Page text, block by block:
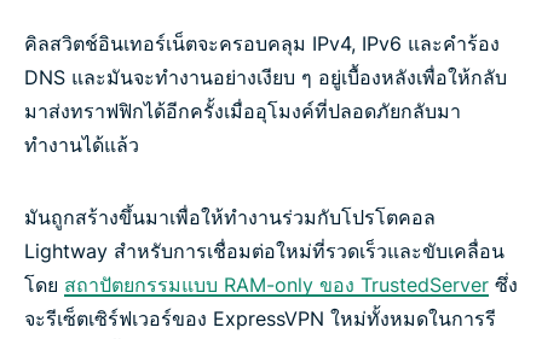
คิลสวิตช์อินเทอร์เน็ตจะครอบคลุม IPv4, IPv6 และคำร้อง
DNS และมันจะทำงานอย่างเงียบ ๆ อยู่เบื้องหลังเพื่อให้กลับ
มาส่งทราฟฟิกได้อีกครั้งเมื่ออุโมงค์ที่ปลอดภัยกลับมา
ทำงานได้แล้ว
มันถูกสร้างขึ้นมาเพื่อให้ทำงานร่วมกับโปรโตคอล
Lightway สำหรับการเชื่อมต่อใหม่ที่รวดเร็วและขับเคลื่อน
โดย สถาปัตยกรรมแบบ RAM-only ของ TrustedServer ซึ่ง
จะรีเซ็ตเซิร์ฟเวอร์ของ ExpressVPN ใหม่ทั้งหมดในการรี